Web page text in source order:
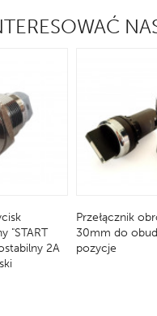
"START
2A
Przełącznik
30mm do
pozycje